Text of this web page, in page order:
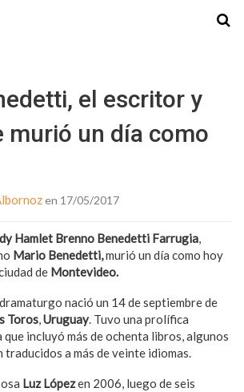
el escritor y
murió un día como
en 17/05/2017
Hamlet Brenno Benedetti Farrugia,
Mario Benedetti,murió un día como hoy
de Montevideo.
nació un 14 de septiembre de
Toros,Uruguay. Tuvo una prolífica
incluyó más de ochenta libros, algunos
traducidos a más de veinte idiomas.
Luz Lópezen 2006, luego de seis